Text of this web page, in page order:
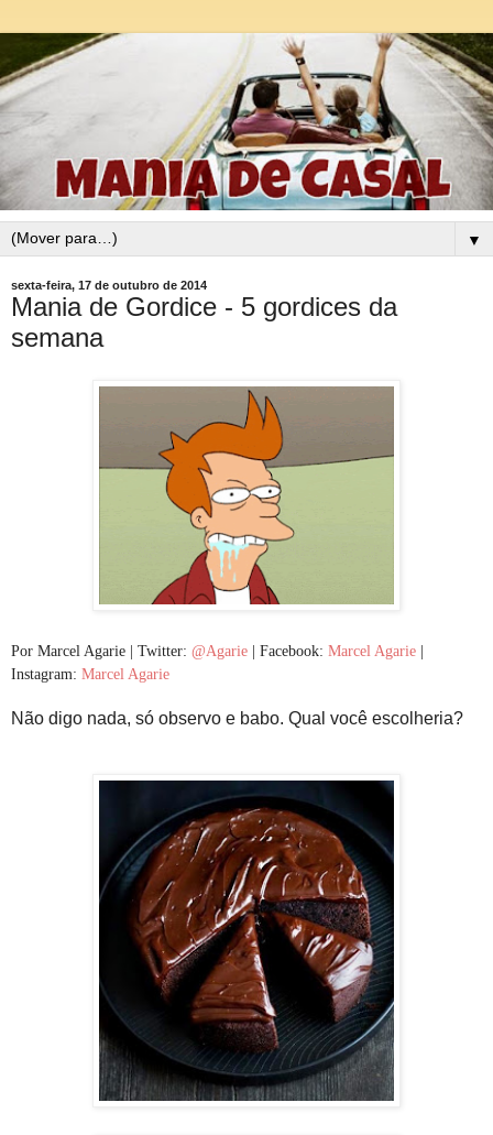
▼
sexta-feira, 17 de outubro de 2014
Mania de Gordice - 5 gordices da
semana
Por Marcel Agarie | Twitter: @Agarie | Facebook: Marcel Agarie
Instagram: Marcel Agarie
Não digo nada, só observo e babo. Qual você escolheria?